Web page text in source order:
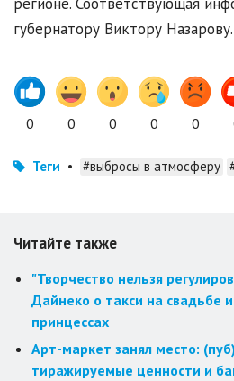
регионе. Соответствующая
губернатору Виктору Назарову.
0 0 0 0 0
Теги • #выбросы в атмосферу
Читайте также
"Творчество нельзя
Дайнеко о такси на свадьбе
принцессах
Арт-маркет занял место:
тиражируемые ценности и